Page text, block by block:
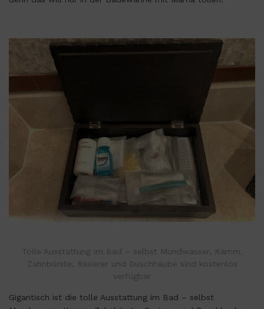
Tolle Ausstattung im Bad – selbst Mundwasser, Kamm,
Zahnbürste, Rasierer und Duschhaube sind kostenlos
verfügbar
Gigantisch ist die tolle Ausstattung im Bad – selbst